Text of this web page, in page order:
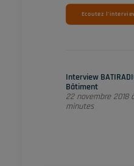
Ecoutez
Interview
Bâtiment
22 novembre 2018
minutes